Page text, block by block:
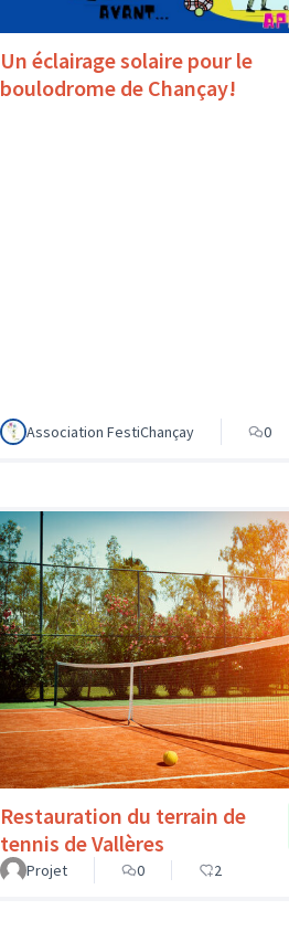
Un éclairage solaire pour le
boulodrome de Chançay!
Association FestiChançay 0
Restauration du terrain de
tennis de Vallères
Projet
0 2